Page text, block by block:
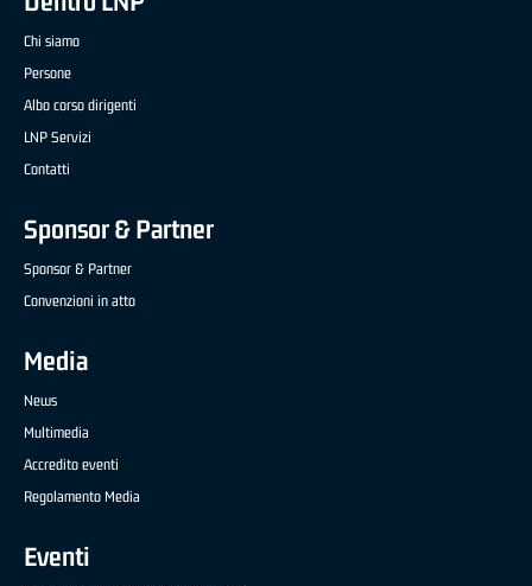
Chi siamo
Persone
Albo corso dirigenti
LNP Servizi
Contatti
Sponsor & Partner
Sponsor & Partner
Convenzioni in atto
Media
News
Multimedia
Accredito eventi
Regolamento Media
Eventi